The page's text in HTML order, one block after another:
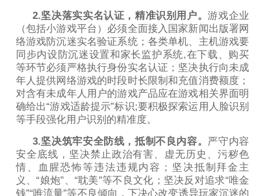
2.坚决落实实名认证，精准识别用户。游戏企业
（包括小游戏平台）必须全面接入国家新闻出版署网
络游戏防沉迷实名验证系统；各类单机、主机游戏要
同步内设防沉迷设置和家长监护系统,在下载、购买
等环节必须严格执行身份实名认证；坚决执行向未成
年人提供网络游戏的时段时长限制和充值消费额度；
对含有未成年人用户的游戏产品应在游戏相关界面明
确给出“游戏适龄提示”标识;要积极探索运用人脸识别
等手段强化用户识别的精准度。
3.坚决筑牢安全防线，抵制不良内容。 严守内容
安全底线，坚决禁止政治有害、虚无历史、污秽色
情、血腥恐怖等违法违规内容；坚决抵制拜金主
义、“娘炮”、“耽美”等不良文化；坚决反对追求“唯金
钱”“唯流量”等不良倾向，下决心改变诱导玩家沉迷的